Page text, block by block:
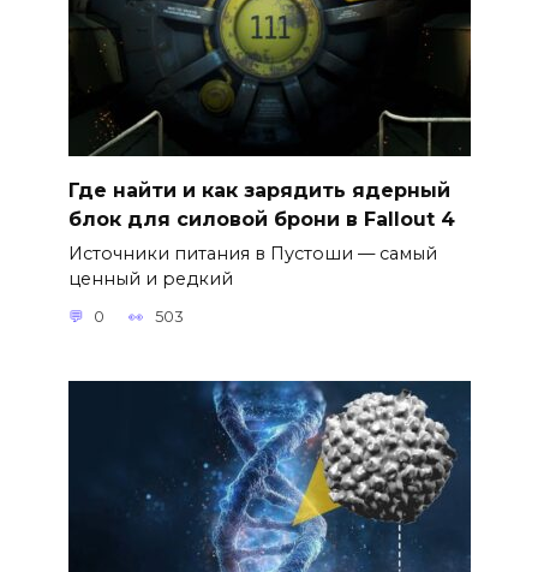
Где найти и как зарядить ядерный
блок для силовой брони в Fallout 4
Источники питания в Пустоши — самый
ценный и редкий
0 503